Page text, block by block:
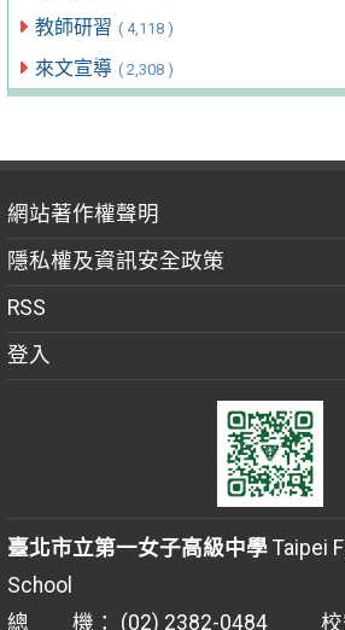
教師研習 ( 4,118 )
來文宣導 ( 2,308 )
網站著作權聲明
隱私權及資訊安全政策
RSS
登入
臺北市立第一女子高級中學Taipei
School
總 機： (02) 2382-0484 校安